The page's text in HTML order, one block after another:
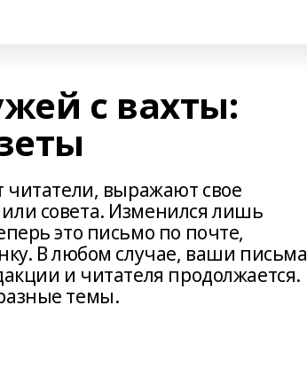
с вахты:
читатели, выражают свое
совета. Изменился лишь
это письмо по почте,
В любом случае, ваши письма
и читателя продолжается.
темы.